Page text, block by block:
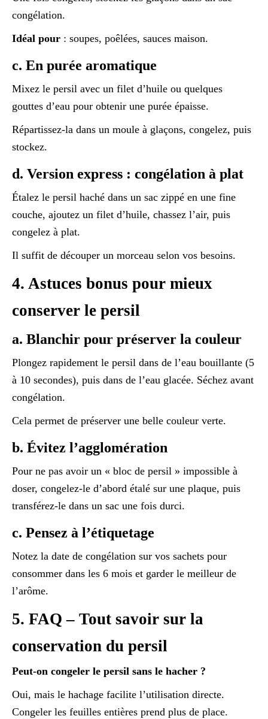
congélation.
Idéal pour : soupes, poêlées, sauces maison.
c. En purée aromatique
Mixez le persil avec un filet d’huile ou quelques
gouttes d’eau pour obtenir une purée épaisse.
Répartissez-la dans un moule à glaçons, congelez, puis
stockez.
d. Version express : congélation à plat
Étalez le persil haché dans un sac zippé en une fine
couche, ajoutez un filet d’huile, chassez l’air, puis
congelez à plat.
Il suffit de découper un morceau selon vos besoins.
4. Astuces bonus pour mieux
conserver le persil
a. Blanchir pour préserver la couleur
Plongez rapidement le persil dans de l’eau bouillante (5
à 10 secondes), puis dans de l’eau glacée. Séchez avant
congélation.
Cela permet de préserver une belle couleur verte.
b. Évitez l’agglomération
Pour ne pas avoir un « bloc de persil » impossible à
doser, congelez-le d’abord étalé sur une plaque, puis
transférez-le dans un sac une fois durci.
c. Pensez à l’étiquetage
Notez la date de congélation sur vos sachets pour
consommer dans les 6 mois et garder le meilleur de
l’arôme.
5. FAQ – Tout savoir sur la
conservation du persil
Peut-on congeler le persil sans le hacher ?
Oui, mais le hachage facilite l’utilisation directe.
Congeler les feuilles entières prend plus de place.